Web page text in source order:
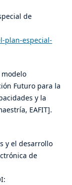
de
plan-especial-
modelo
Futuro para la
y la
EAFIT].
y el desarrollo
de